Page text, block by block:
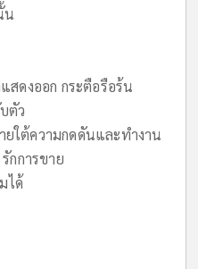
น
สดงออก กระตือรือร้น
ตัว
ยใต้ความกดดันและทำงาน
กการขาย
ได้